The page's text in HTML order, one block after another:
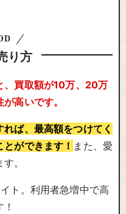
り方
、買取額が10万、20万
高いです。
れば、最高額をつけてく
ができます！ また、愛
。
ト。利用者急増中で高